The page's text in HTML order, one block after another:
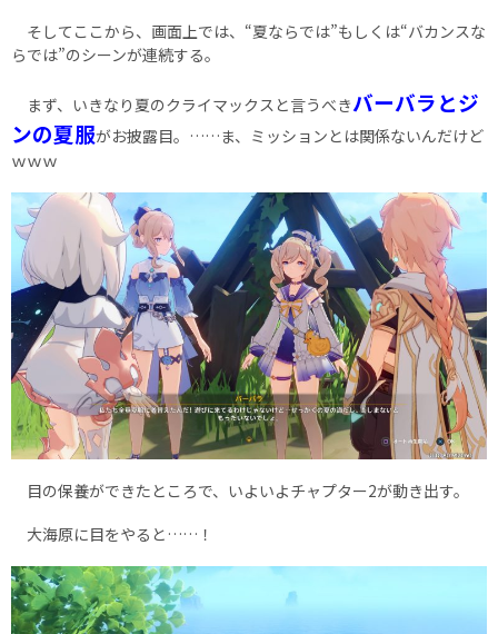
そしてここから、画面上では、“夏ならでは”もしくは“バカンスな
らでは”のシーンが連続する。
まず、いきなり夏のクライマックスと言うべきバーバラとジ
ンの夏服がお披露目。……ま、ミッションとは関係ないんだけど
ｗｗｗ
目の保養ができたところで、いよいよチャプター2が動き出す。
大海原に目をやると……！